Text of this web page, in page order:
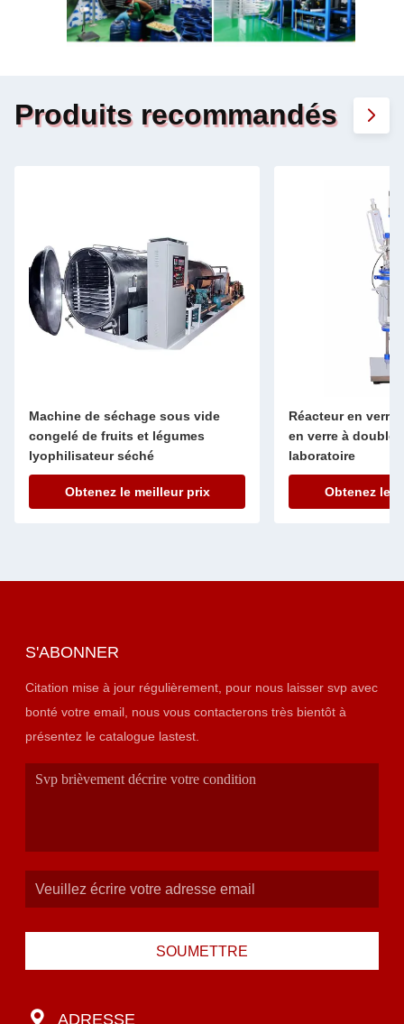
Produits recommandés
Machine de séchage sous vide
congelé de fruits et légumes
lyophilisateur séché
Obtenez le meilleur prix
Réacteur en verre
en verre à double
laboratoire
Obtenez le
S'ABONNER
Citation mise à jour régulièrement, pour nous laisser svp avec
bonté votre email, nous vous contacterons très bientôt à
présentez le catalogue lastest.
SOUMETTRE
ADRESSE